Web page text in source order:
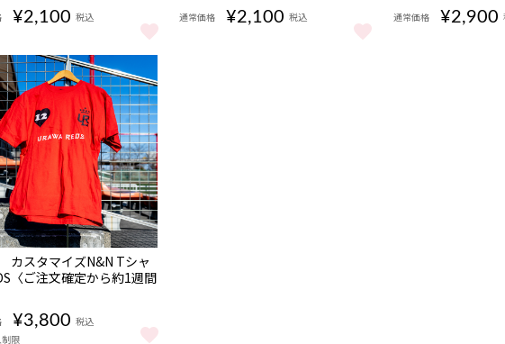
¥2,100 税込
ッシュキャップ(REDIA)/赤 をもっと見る
通常価格 ¥2,100 税込
KIDSメッシュキャップ(REDIA)/黒 をもっと見る
通常価格 ¥2,900
レディア KIDS Tシ
カスタマイズN&N Tシャ
〈ご注文確定から約1週間
¥3,800 税込
限